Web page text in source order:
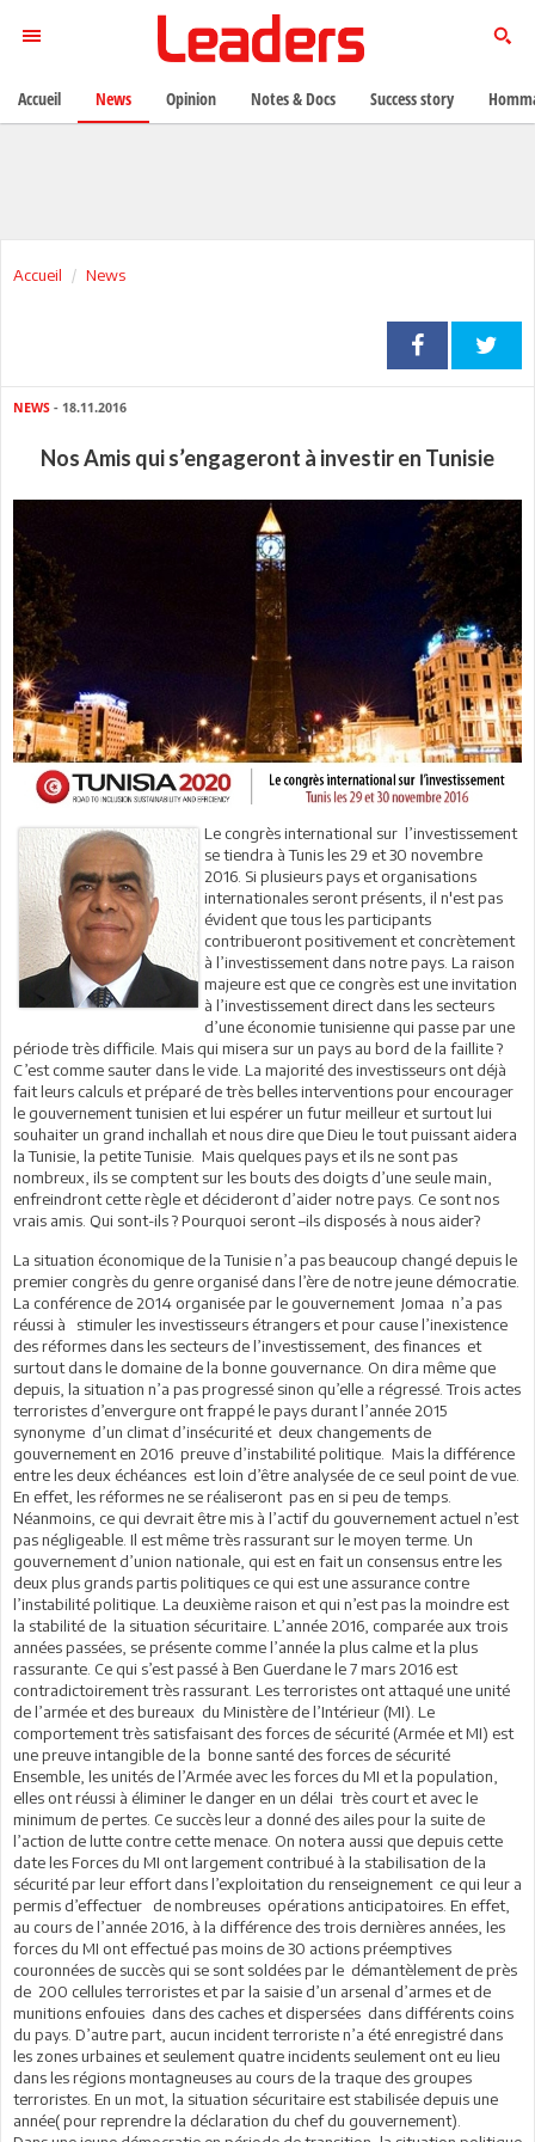
Accueil News
NEWS - 18.11.2016
Nos Amis qui s’engageront à investir en Tunisie
Le congrès international sur l’investissement
se tiendra à Tunis les 29 et 30 novembre
2016. Si plusieurs pays et organisations
internationales seront présents, il n'est pas
évident que tous les participants
contribueront positivement et concrètement
à l’investissement dans notre pays. La raison
majeure est que ce congrès est une invitation
à l’investissement direct dans les secteurs
d’une économie tunisienne qui passe par une
période très difficile. Mais qui misera sur un pays au bord de la faillite ?
C’est comme sauter dans le vide. La majorité des investisseurs ont déjà
fait leurs calculs et préparé de très belles interventions pour encourager
le gouvernement tunisien et lui espérer un futur meilleur et surtout lui
souhaiter un grand inchallah et nous dire que Dieu le tout puissant aidera
la Tunisie, la petite Tunisie. Mais quelques pays et ils ne sont pas
nombreux, ils se comptent sur les bouts des doigts d’une seule main,
enfreindront cette règle et décideront d’aider notre pays. Ce sont nos
vrais amis. Qui sont-ils ? Pourquoi seront –ils disposés à nous aider?
La situation économique de la Tunisie n’a pas beaucoup changé depuis le
premier congrès du genre organisé dans l’ère de notre jeune démocratie.
La conférence de 2014 organisée par le gouvernement Jomaa n’a pas
réussi à stimuler les investisseurs étrangers et pour cause l’inexistence
des réformes dans les secteurs de l’investissement, des finances et
surtout dans le domaine de la bonne gouvernance. On dira même que
depuis, la situation n’a pas progressé sinon qu’elle a régressé. Trois actes
terroristes d’envergure ont frappé le pays durant l’année 2015
synonyme d’un climat d’insécurité et deux changements de
gouvernement en 2016 preuve d’instabilité politique. Mais la différence
entre les deux échéances est loin d’être analysée de ce seul point de vue.
En effet, les réformes ne se réaliseront pas en si peu de temps.
Néanmoins, ce qui devrait être mis à l’actif du gouvernement actuel n’est
pas négligeable. Il est même très rassurant sur le moyen terme. Un
gouvernement d’union nationale, qui est en fait un consensus entre les
deux plus grands partis politiques ce qui est une assurance contre
l’instabilité politique. La deuxième raison et qui n’est pas la moindre est
la stabilité de la situation sécuritaire. L’année 2016, comparée aux trois
années passées, se présente comme l’année la plus calme et la plus
rassurante. Ce qui s’est passé à Ben Guerdane le 7 mars 2016 est
contradictoirement très rassurant. Les terroristes ont attaqué une unité
de l’armée et des bureaux du Ministère de l’Intérieur (MI). Le
comportement très satisfaisant des forces de sécurité (Armée et MI) est
une preuve intangible de la bonne santé des forces de sécurité
Ensemble, les unités de l’Armée avec les forces du MI et la population,
elles ont réussi à éliminer le danger en un délai très court et avec le
minimum de pertes. Ce succès leur a donné des ailes pour la suite de
l’action de lutte contre cette menace. On notera aussi que depuis cette
date les Forces du MI ont largement contribué à la stabilisation de la
sécurité par leur effort dans l’exploitation du renseignement ce qui leur a
permis d’effectuer de nombreuses opérations anticipatoires. En effet,
au cours de l’année 2016, à la différence des trois dernières années, les
forces du MI ont effectué pas moins de 30 actions préemptives
couronnées de succès qui se sont soldées par le démantèlement de près
de 200 cellules terroristes et par la saisie d’un arsenal d’armes et de
munitions enfouies dans des caches et dispersées dans différents coins
du pays. D’autre part, aucun incident terroriste n’a été enregistré dans
les zones urbaines et seulement quatre incidents seulement ont eu lieu
dans les régions montagneuses au cours de la traque des groupes
terroristes. En un mot, la situation sécuritaire est stabilisée depuis une
année( pour reprendre la déclaration du chef du gouvernement).
Accueil News Opinion Notes & Docs Success story